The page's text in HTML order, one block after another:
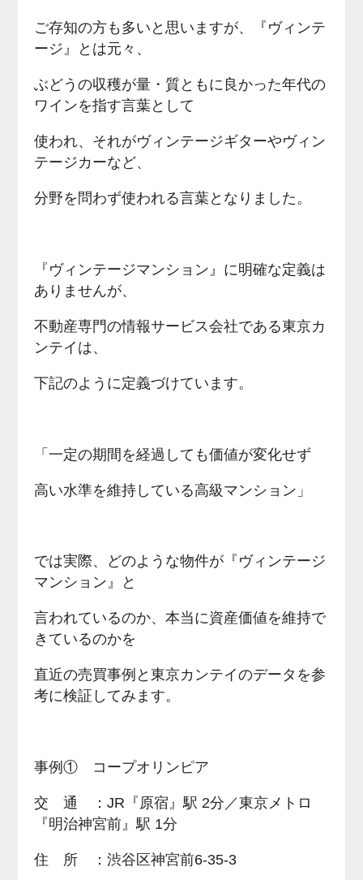
ご存知の方も多いと思いますが、『ヴィンテ
ージ』とは元々、
ぶどうの収穫が量・質ともに良かった年代の
ワインを指す言葉として
使われ、それがヴィンテージギターやヴィン
テージカーなど、
分野を問わず使われる言葉となりました。
『ヴィンテージマンション』に明確な定義は
ありませんが、
不動産専門の情報サービス会社である東京カ
ンテイは、
下記のように定義づけています。
「一定の期間を経過しても価値が変化せず
高い水準を維持している高級マンション」
では実際、どのような物件が『ヴィンテージ
マンション』と
言われているのか、本当に資産価値を維持で
きているのかを
直近の売買事例と東京カンテイのデータを参
考に検証してみます。
事例① コープオリンピア
交 通 ：JR『原宿』駅 2分／東京メトロ
『明治神宮前』駅 1分
住 所 ：渋谷区神宮前6-35-3